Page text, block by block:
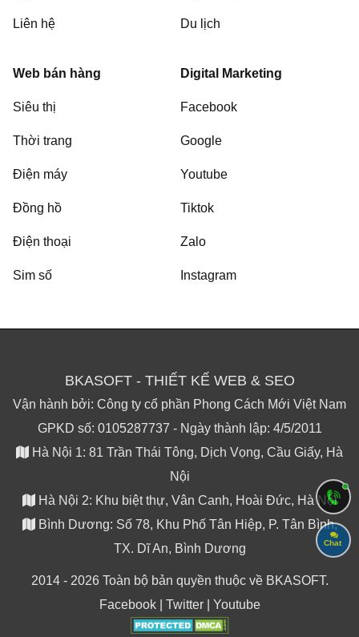
Liên hệ Du lịch
Web bán hàng
Siêu thị
Thời trang
Điện máy
Đồng hồ
Điện thoại
Sim số
Digital Marketing
Facebook
Google
Youtube
Tiktok
Zalo
Instagram
BKASOFT - THIẾT KẾ WEB & SEO
Vận hành bởi: Công ty cổ phần Phong Cách Mới Việt Nam
GPKD số: 0105287737 - Ngày thành lập: 4/5/2011
Hà Nội 1: 81 Trần Thái Tông, Dịch Vọng, Cầu Giấy, Hà
Nội
Hà Nội 2: Khu biệt thự, Vân Canh, Hoài Đức, Hà Nội
Bình Dương: Số 78, Khu Phố Tân Hiệp, P. Tân Bình,
TX. Dĩ An, Bình Dương
2014 - 2026 Toàn bộ bản quyền thuộc về BKASOFT.
Facebook
Twitter Youtube
Chat